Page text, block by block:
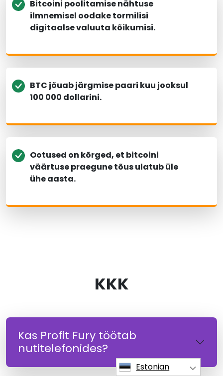
Bitcoini poolitamise nähtuse
ilmnemisel oodake tormilisi
digitaalse valuuta kõikumisi.
BTC jõuab järgmise paari kuu jooksul
100 000 dollarini.
Ootused on kõrged, et bitcoini
väärtuse praegune tõus ulatub üle
ühe aasta.
KKK
Kas Profit Fury töötab
nutitelefonides?
Estonian